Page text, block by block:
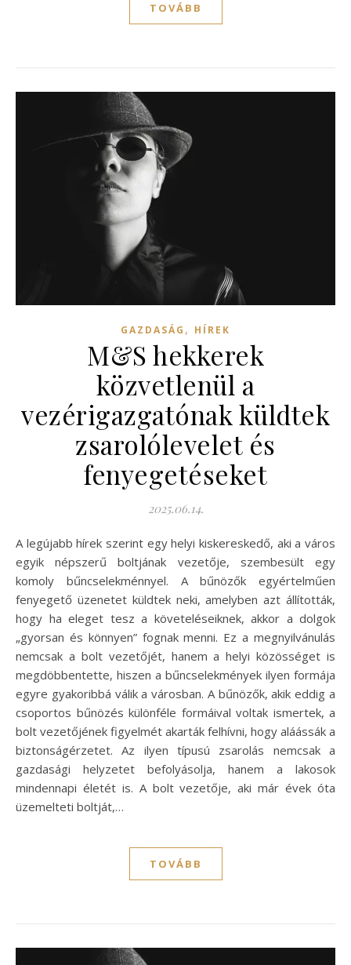
TOVÁBB
GAZDASÁG , HÍREK
M&S hekkerek
közvetlenül a
vezérigazgatónak küldtek
zsarolólevelet és
fenyegetéseket
2025.06.14.
A legújabb hírek szerint egy helyi kiskereskedő, aki a város
egyik népszerű boltjának vezetője, szembesült egy
komoly bűncselekménnyel. A bűnözők egyértelműen
fenyegető üzenetet küldtek neki, amelyben azt állították,
hogy ha eleget tesz a követeléseiknek, akkor a dolgok
„gyorsan és könnyen” fognak menni. Ez a megnyilvánulás
nemcsak a bolt vezetőjét, hanem a helyi közösséget is
megdöbbentette, hiszen a bűncselekmények ilyen formája
egyre gyakoribbá válik a városban. A bűnözők, akik eddig a
csoportos bűnözés különféle formáival voltak ismertek, a
bolt vezetőjének figyelmét akarták felhívni, hogy aláássák a
biztonságérzetet. Az ilyen típusú zsarolás nemcsak a
gazdasági helyzetet befolyásolja, hanem a lakosok
mindennapi életét is. A bolt vezetője, aki már évek óta
üzemelteti boltját,…
TOVÁBB